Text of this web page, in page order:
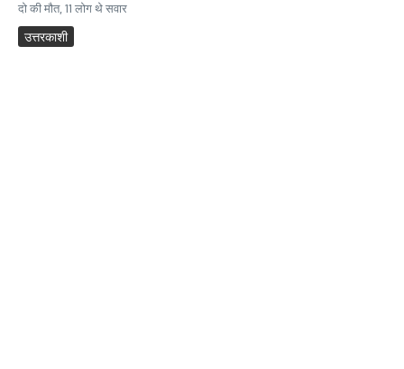
दो की मौत, 11 लोग थे सवार
उत्तरकाशी